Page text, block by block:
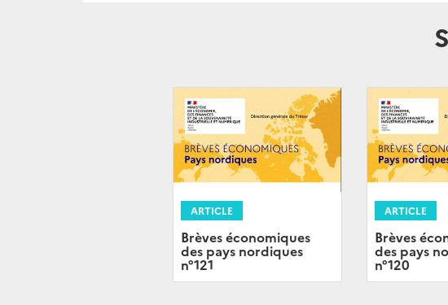
ARTICLE
Brèves économiques
des pays nordiques
n°121
ARTICLE
Brèves
des pays
n°120